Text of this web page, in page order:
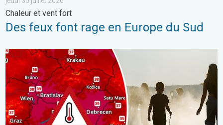
Chaleur et vent fort
Des feux font rage en Europe du Sud
Des températures supérieures à 40°C. Canicule Europe de